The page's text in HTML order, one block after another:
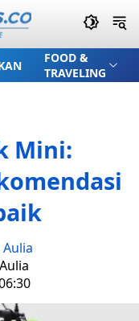
FOOD &
TRAVELING
Mini: